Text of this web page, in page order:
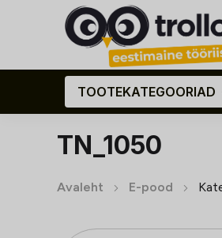
TOOTEKATEGOORIAD
TN_1050
Avaleht E-pood